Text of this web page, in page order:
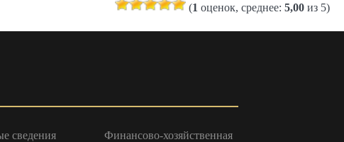
(1 оценок, среднее: 5,00 из 5)
сведения
Финансово-хозяйственная